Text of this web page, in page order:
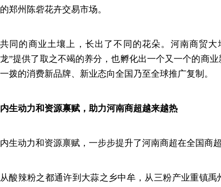
的郑州陈砦花卉交易市场。
共同的商业土壤上，长出了不同的花朵。河南商贸大
龙”提供了取之不竭的养分，也孵化出一个又一个的商
一拨的消费新品牌、新业态向全国乃至全球推广复制。
内生动力和资源禀赋，助力河南商超越来越热
内生动力和资源禀赋，一步步提升了河南商超在全国商
从酸辣粉之都通许到大蒜之乡中牟，从三粉产业重镇